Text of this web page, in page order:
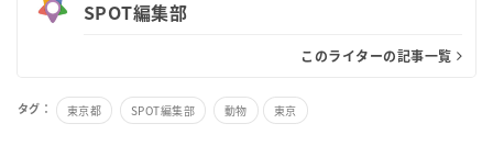
SPOT編集部
このライターの記事一覧
タグ： 東京都 SPOT編集部 動物 東京